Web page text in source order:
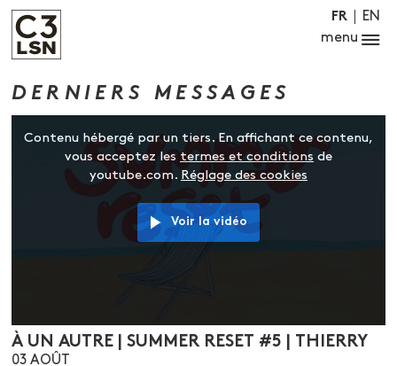
menu
FR EN
DERNIERS MESSAGES
Contenu hébergé par un tiers. En affichant ce contenu,
vous acceptez les termes et conditions de
youtube.com. Réglage des cookies
Voir la vidéo
À UN AUTRE | SUMMER RESET #5 | THIERRY
03 AOÛT